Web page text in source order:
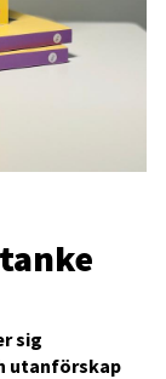
sig
utanförskap